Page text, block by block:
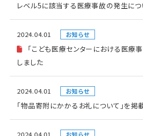
レベル5に該当する医療事故の発生につ
2024.04.01 お知らせ
「こども医療センターにおける医療
しました
2024.04.01 お知らせ
「物品寄附にかかるお礼について」を掲
お知らせ